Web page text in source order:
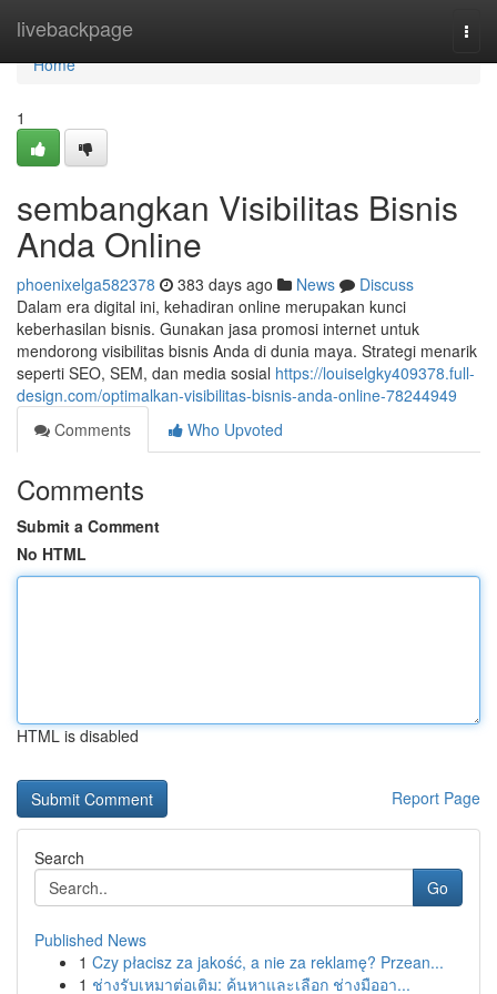
livebackpage
Home
Home
1
sembangkan Visibilitas Bisnis
Anda Online
phoenixelga582378 383 days ago News
Discuss
Dalam era digital ini, kehadiran online merupakan kunci
keberhasilan bisnis. Gunakan jasa promosi internet untuk
mendorong visibilitas bisnis Anda di dunia maya. Strategi menarik
seperti SEO, SEM, dan media sosial https://louiselgky409378.full-
design.com/optimalkan-visibilitas-bisnis-anda-online-78244949
Comments
Who Upvoted
Comments
Submit a Comment
No HTML
HTML is disabled
Report Page
Search
Go
Published News
1 Czy płacisz za jakość, a nie za reklamę? Przean...
1 ช่างรับเหมาต่อเติม: ค้นหาและเลือก ช่างมืออา...